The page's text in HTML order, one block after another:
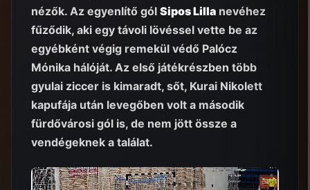
nézők. Az egyenlítő gól Sipos Lilla nevéhez
fűződik, aki egy távoli lövéssel vette be az
egyébként végig remekül védő Palócz
Mónika hálóját. Az első játékrészben több
gyulai ziccer is kimaradt, sőt, Kurai Nikolett
kapufája után levegőben volt a második
fürdővárosi gól is, de nem jött össze a
vendégeknek a találat.